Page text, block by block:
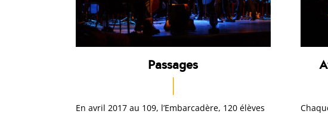
Passages
En avril 2017 au 109, l’Embarcadère, 120 élèves